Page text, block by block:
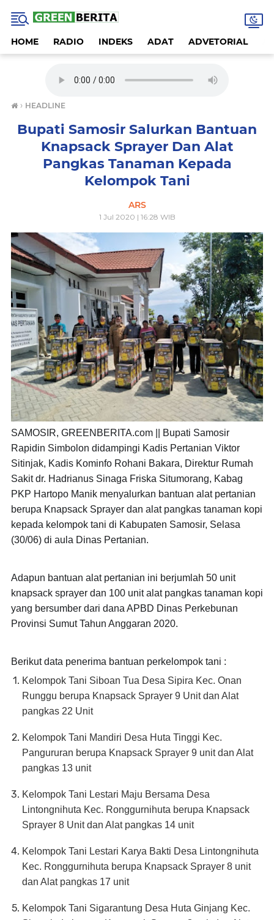
HOME RADIO INDEKS ADAT ADVETORIAL
› HEADLINE
Bupati Samosir Salurkan Bantuan
Knapsack Sprayer Dan Alat
Pangkas Tanaman Kepada
Kelompok Tani
ARS
1 Jul 2020 | 16:28 WIB
SAMOSIR, GREENBERITA.com ||
Bupati Samosir
Rapidin Simbolon didampingi Kadis Pertanian Viktor
Sitinjak, Kadis Kominfo Rohani Bakara, Direktur Rumah
Sakit dr. Hadrianus Sinaga Friska Situmorang, Kabag
PKP Hartopo Manik menyalurkan bantuan alat pertanian
berupa Knapsack Sprayer dan alat pangkas tanaman kopi
kepada kelompok tani di Kabupaten Samosir, Selasa
(30/06) di aula Dinas Pertanian.
Adapun bantuan alat pertanian ini berjumlah 50 unit
knapsack sprayer dan 100 unit alat pangkas tanaman kopi
yang bersumber dari dana APBD Dinas Perkebunan
Provinsi Sumut Tahun Anggaran 2020.
Berikut data penerima bantuan perkelompok tani :
Kelompok Tani Siboan Tua Desa Sipira Kec. Onan
Runggu berupa Knapsack Sprayer 9 Unit dan Alat
pangkas 22 Unit
Kelompok Tani Mandiri Desa Huta Tinggi Kec.
Pangururan berupa Knapsack Sprayer 9 unit dan Alat
pangkas 13 unit
Kelompok Tani Lestari Maju Bersama Desa
Lintongnihuta Kec. Ronggurnihuta berupa Knapsack
Sprayer 8 Unit dan Alat pangkas 14 unit
Kelompok Tani Lestari Karya Bakti Desa Lintongnihuta
Kec. Ronggurnihuta berupa Knapsack Sprayer 8 unit
dan Alat pangkas 17 unit
Kelompok Tani Sigarantung Desa Huta Ginjang Kec.